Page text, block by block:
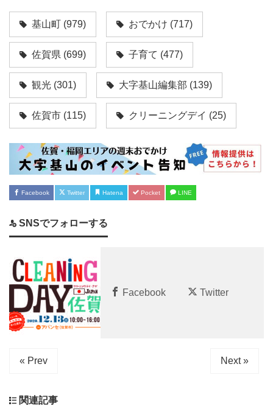
基山町 (979) おでかけ (717)
佐賀県 (699) 子育て (477)
観光 (301) 大字基山編集部 (139)
佐賀市 (115) クリーニングデイ (25)
Facebook Twitter Hatena Pocket LINE
SNSでフォローする
Facebook Twitter
« Prev Next »
関連記事